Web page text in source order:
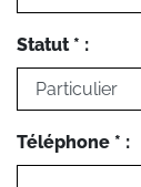
Statut * :
Téléphone * :